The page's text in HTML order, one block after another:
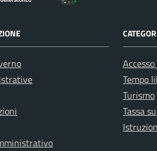
Tempo
Turismo
Tassa